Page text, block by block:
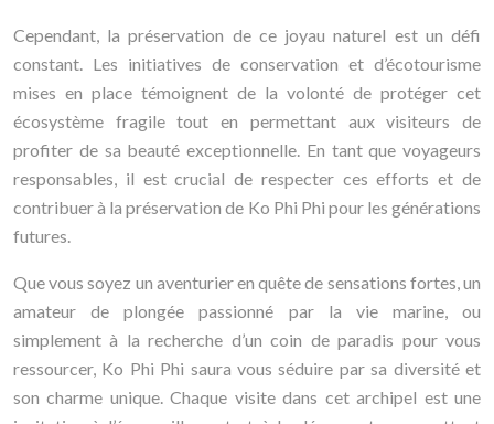
Cependant, la préservation de ce joyau naturel est un défi
constant. Les initiatives de conservation et d’écotourisme
mises en place témoignent de la volonté de protéger cet
écosystème fragile tout en permettant aux visiteurs de
profiter de sa beauté exceptionnelle. En tant que voyageurs
responsables, il est crucial de respecter ces efforts et de
contribuer à la préservation de Ko Phi Phi pour les générations
futures.
Que vous soyez un aventurier en quête de sensations fortes, un
amateur de plongée passionné par la vie marine, ou
simplement à la recherche d’un coin de paradis pour vous
ressourcer, Ko Phi Phi saura vous séduire par sa diversité et
son charme unique. Chaque visite dans cet archipel est une